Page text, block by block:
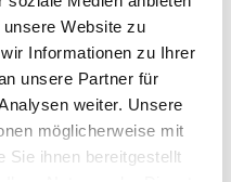
Website zu
Informationen zu Ihrer
unsere Partner für
weiter. Unsere
möglicherweise mit
Sie ihnen bereitgestellt